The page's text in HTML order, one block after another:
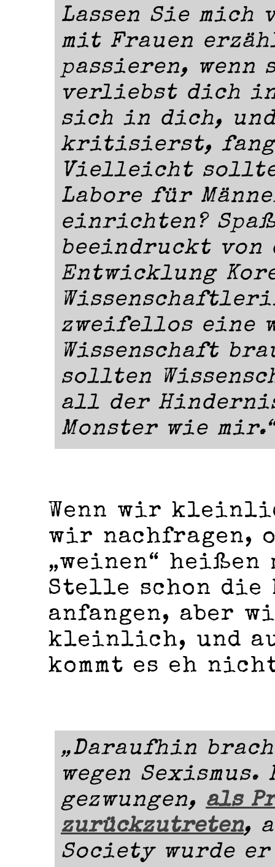
Lassen Sie mich
mit Frauen
passieren, wenn
verliebst dich
sich in dich,
kritisierst,
Vielleicht
Labore für
einrichten?
beeindruckt
Entwicklung
zweifellos eine
Wissenschaft
sollten
all der
Monster wie
Wenn wir
wir nachfragen,
„weinen“ heißen
Stelle schon
anfangen, aber
kleinlich, und
kommt es eh
„Daraufhin
wegen Sexismus.
gezwungen, als
zurückzutreten,
Society wurde